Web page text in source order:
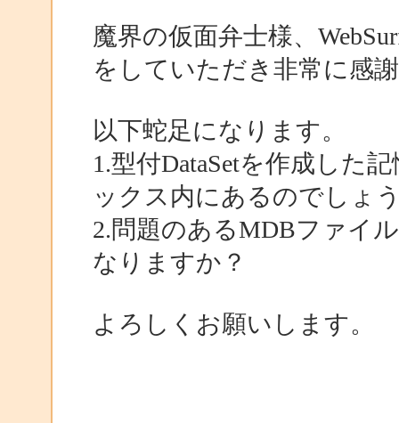
魔界の仮面弁士様、
をしていただき非常に感
以下蛇足になります。
1.型付DataSetを作成した
ックス内にあるのでしょ
2.問題のあるMDBファイ
なりますか？
よろしくお願いします。